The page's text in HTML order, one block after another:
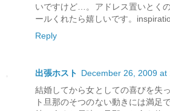
いですけど…。アドレス置いとく
ールくれたら嬉しいです。
Reply
出張ホスト December 26, 2009 at
結婚してから女としての喜びを失
ト旦那のそつのない動きには満足